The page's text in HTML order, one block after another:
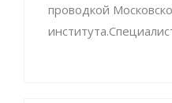
проводкой